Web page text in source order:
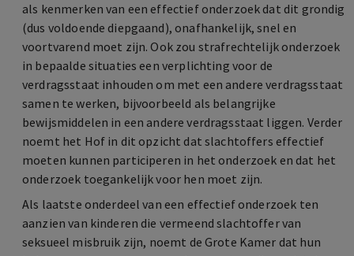
als kenmerken van een effectief onderzoek dat dit grondig
(dus voldoende diepgaand), onafhankelijk, snel en
voortvarend moet zijn. Ook zou strafrechtelijk onderzoek
in bepaalde situaties een verplichting voor de
verdragsstaat inhouden om met een andere verdragsstaat
samen te werken, bijvoorbeeld als belangrijke
bewijsmiddelen in een andere verdragsstaat liggen. Verder
noemt het Hof in dit opzicht dat slachtoffers effectief
moeten kunnen participeren in het onderzoek en dat het
onderzoek toegankelijk voor hen moet zijn.
Als laatste onderdeel van een effectief onderzoek ten
aanzien van kinderen die vermeend slachtoffer van
seksueel misbruik zijn, noemt de Grote Kamer dat hun